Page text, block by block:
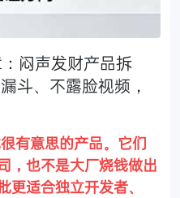
闷声发财产品拆
斗、不露脸视频，
有意思的产品。它们
，也不是大厂烧钱做出
适合独立开发者、